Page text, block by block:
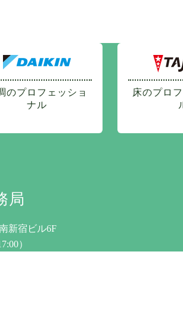
のプロフェッショ
ナル
床のプロ
局
新宿ビル6F
）